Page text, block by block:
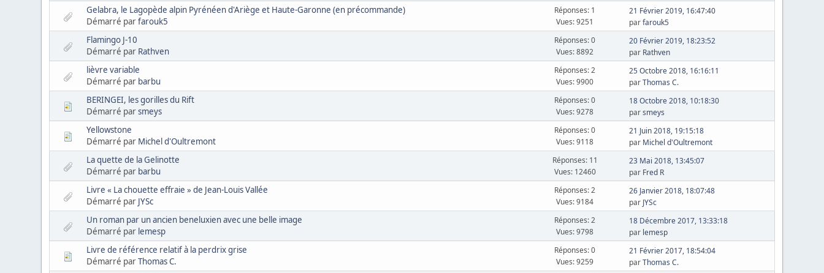
Gelabra, le Lagopède alpin Pyrénéen d'Ariège et Haute-Garonne (en précommande)
Démarré parfarouk5
Réponses: 1
Vues: 9251
21 Février 2019, 16:47:40
parfarouk5
Flamingo J-10
Démarré par Rathven
Réponses: 0
Vues: 8892
20 Février 2019, 18:23:52
par Rathven
lièvre variable
Démarré par barbu
Réponses: 2
Vues: 9900
25 Octobre 2018, 16:16:11
parThomas C.
BERINGEI, les gorilles du Rift
Démarré parsmeys
Réponses: 0
Vues: 9278
18 Octobre 2018, 10:18:30
parsmeys
Yellowstone
Démarré par Michel d'Oultremont
Réponses: 0
Vues: 9118
21 Juin 2018, 19:15:18
par Michel d'Oultremont
La quette de la Gelinotte
Démarré par barbu
Réponses: 11
Vues: 12460
23 Mai 2018, 13:45:07
par Fred R
Livre « La chouette effraie » de Jean-Louis Vallée
Démarré par JYSc
Réponses: 2
Vues: 9184
26 Janvier 2018, 18:07:48
par JYSc
Un roman par un ancien beneluxien avec une belle image
Démarré par lemesp
Réponses: 2
Vues: 9798
18 Décembre 2017, 13:33:18
par lemesp
Livre de référence relatif à la perdrix grise
Démarré parThomas C.
Réponses: 0
Vues: 9259
21 Février 2017, 18:54:04
parThomas C.